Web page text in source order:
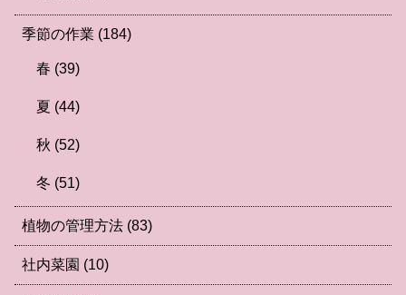
季節の作業 (184)
春 (39)
夏 (44)
秋 (52)
冬 (51)
植物の管理方法 (83)
社内菜園 (10)